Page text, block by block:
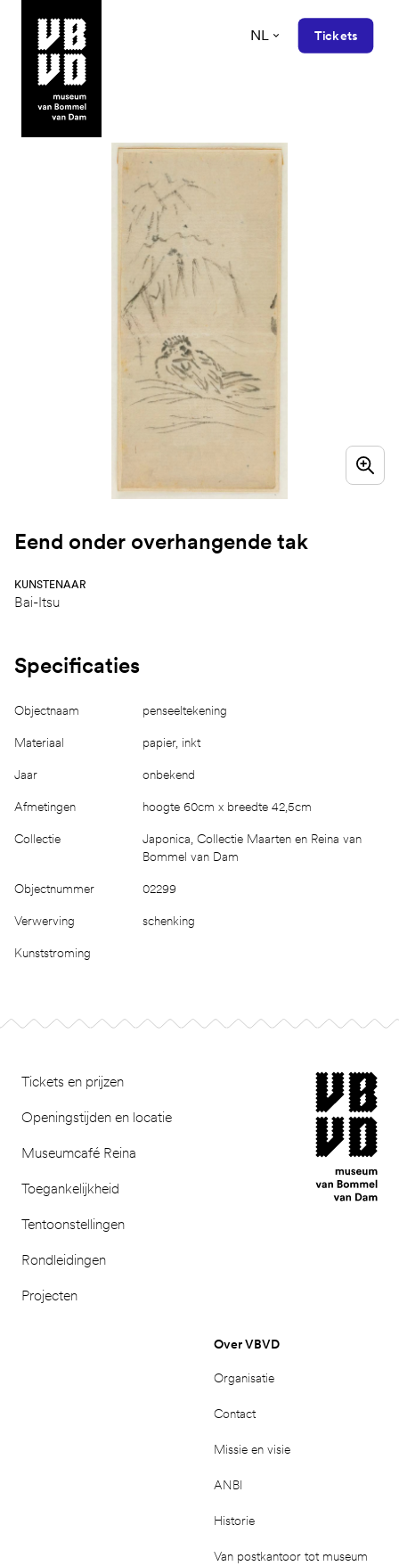
museum van Bommel van Dam
NL Tickets
Eend onder overhangende tak
KUNSTENAAR
Bai-Itsu
Specificaties
Objectnaam penseeltekening
Materiaal papier, inkt
Jaar onbekend
Afmetingen hoogte 60cm x breedte 42,5cm
Collectie
Japonica, Collectie Maarten en Reina van
Bommel van Dam
Objectnummer 02299
Verwerving schenking
Kunststroming
Tickets en prijzen
Openingstijden en locatie
Museumcafé Reina
Toegankelijkheid
Tentoonstellingen
Rondleidingen
Projecten
museum van
Over VBVD
Organisatie
Contact
Missie en visie
ANBI
Historie
Van postkantoor tot museum